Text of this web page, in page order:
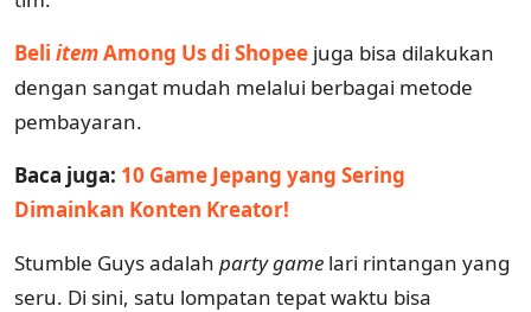
Beli itemAmong Us di Shopee juga bisa dilakukan
dengan sangat mudah melalui berbagai metode
pembayaran.
Baca juga: 10 Game Jepang yang Sering
Dimainkan Konten Kreator!
Stumble Guys adalah party game lari rintangan yang
seru. Di sini, satu lompatan tepat waktu bisa